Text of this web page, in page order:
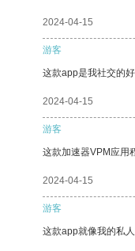
2024-04-15
游客
这款app是我社交的
2024-04-15
游客
这款加速器VPM应用
2024-04-15
游客
这款app就像我的私